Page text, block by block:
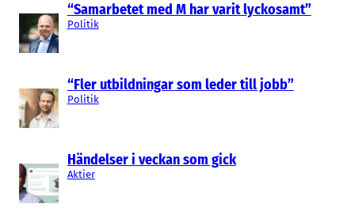
“Samarbetet med M har varit lyckosamt”
Politik
“Fler utbildningar som leder till jobb”
Politik
Händelser i veckan som gick
Aktier